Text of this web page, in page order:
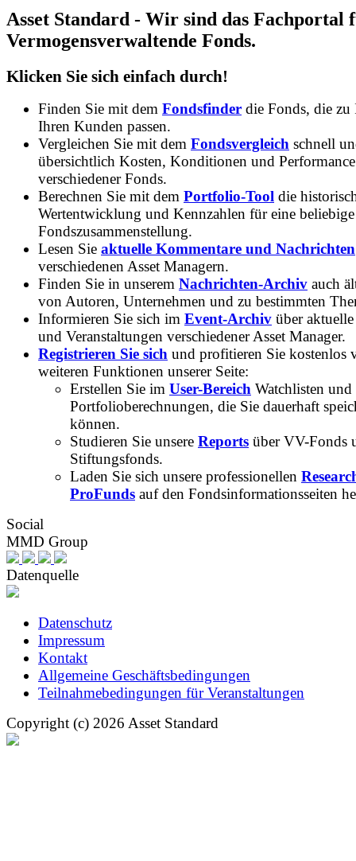
Asset Standard - Wir sind das Fachportal
Vermogensverwaltende Fonds.
Klicken Sie sich einfach durch!
Finden Sie mit dem Fondsfinder die Fonds, die zu
Ihren Kunden passen.
Vergleichen Sie mit dem Fondsvergleich schnell
übersichtlich Kosten, Konditionen und Performance
verschiedener Fonds.
Berechnen Sie mit dem Portfolio-Tool die
Wertentwicklung und Kennzahlen für eine beliebige
Fondszusammenstellung.
Lesen Sie aktuelle Kommentare und Nachrichten
verschiedenen Asset Managern.
Finden Sie in unserem Nachrichten-Archiv auch
von Autoren, Unternehmen und zu bestimmten
Informieren Sie sich im Event-Archiv über
und Veranstaltungen verschiedener Asset Manager.
Registrieren Sie sich und profitieren Sie kostenlos
weiteren Funktionen unserer Seite:
Erstellen Sie im User-Bereich Watchlisten und
Portfolioberechnungen, die Sie dauerhaft
können.
Studieren Sie unsere Reports über VV-Fonds
Stiftungsfonds.
Laden Sie sich unsere professionellen
ProFunds auf den Fondsinformationsseiten
Social
MMD Group
Datenquelle
Datenschutz
Impressum
Kontakt
Allgemeine Geschäftsbedingungen
Teilnahmebedingungen für Veranstaltungen
Copyright (c) 2026 Asset Standard